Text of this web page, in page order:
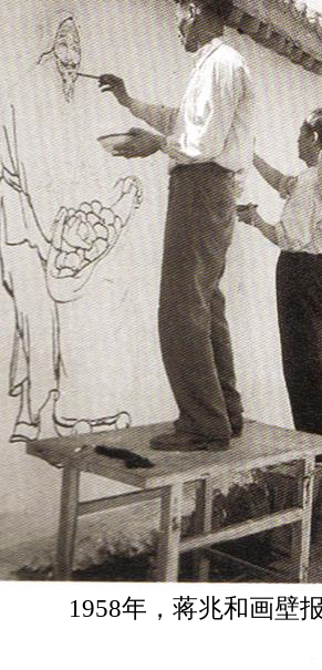
1958年，蒋兆和画壁